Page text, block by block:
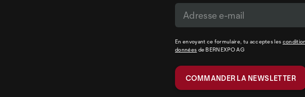
En envoyant ce formulaire, tu acceptes les
données de BERNEXPO AG